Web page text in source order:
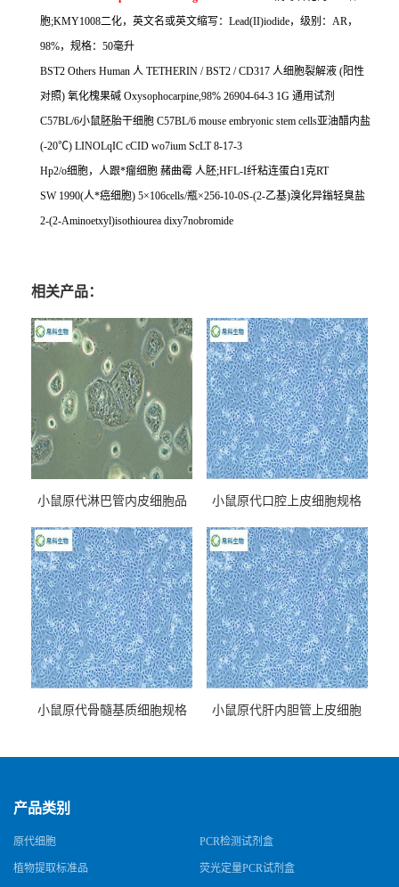
胞;KMY1008二化，英文名或英文缩写： Lead(II)iodide，级别： AR，
98%，规格： 50毫升
BST2 Others Human 人 TETHERIN / BST2 / CD317 人细胞裂解液 (阳性
对照) 氧化槐果碱 Oxysophocarpine,98% 26904-64-3 1G 通用试剂
C57BL/6小鼠胚胎干细胞 C57BL/6 mouse embryonic stem cells亚油醋内盐
(-20℃) LINOLqIC cCID wo7ium ScLT 8-17-3
Hp2/o细胞，人跟*瘤细胞 赭曲霉 人胚;HFL-I纤粘连蛋白 1克RT
SW 1990(人*癌细胞) 5×106cells/瓶×256-10-0S-(2-乙基)溴化异鎓轻臭盐
2-(2-Aminoetxyl)isothiourea dixy7nobromide
相关产品：
小鼠原代淋巴管内皮细胞品
小鼠原代口腔上皮细胞规格
小鼠原代骨髓基质细胞规格
小鼠原代肝内胆管上皮细胞
产品类别
原代细胞 PCR检测试剂盒
植物提取标准品 荧光定量PCR试剂盒